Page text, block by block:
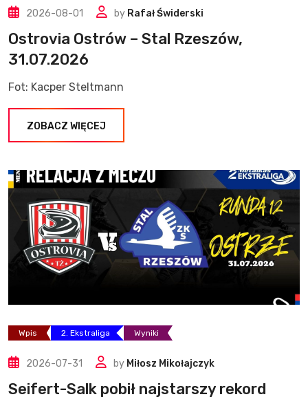
2026-08-01 by Rafał Świderski
Ostrovia Ostrów – Stal Rzeszów,
31.07.2026
Fot: Kacper Steltmann
ZOBACZ WIĘCEJ
Wpis 2. Ekstraliga Wyniki
2026-07-31 by Miłosz Mikołajczyk
Seifert-Salk pobił najstarszy rekord